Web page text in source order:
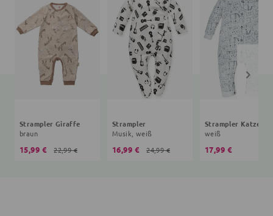
Strampler Giraffe
braun
15,99 € 22,99 €
Strampler
Musik, weiß
16,99 € 24,99 €
Strampler Katze
weiß
17,99 €